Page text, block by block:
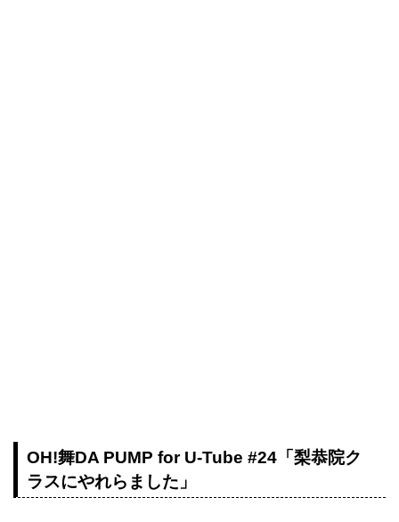
OH!舞DA PUMP for U-Tube #24「梨恭院ク
ラスにやれらました」